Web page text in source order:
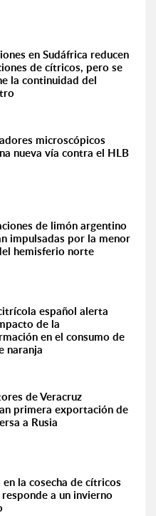
en Sudáfrica reducen
de cítricos, pero se
la continuidad del
microscópicos
nueva vía contra el HLB
de limón argentino
impulsadas por la menor
hemisferio norte
español alerta
de la
en el consumo de
naranja
de Veracruz
primera exportación de
a Rusia
en la cosecha de cítricos
responde a un invierno